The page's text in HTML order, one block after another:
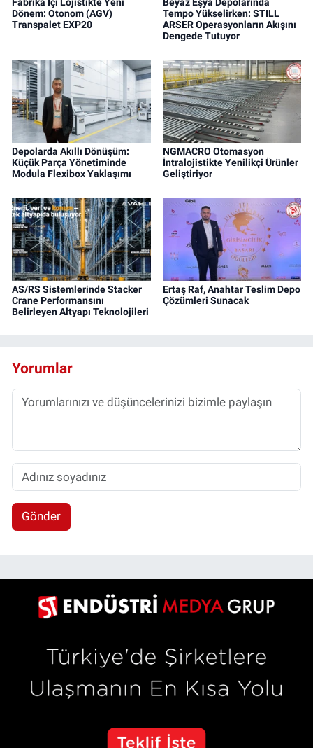
Fabrika İçi Lojistikte Yeni
Dönem: Otonom (AGV)
Transpalet EXP20
Beyaz Eşya Depolarında
Tempo Yükselirken: STILL
ARSER Operasyonların Akışını
Dengede Tutuyor
Depolarda Akıllı Dönüşüm:
Küçük Parça Yönetiminde
Modula Flexibox Yaklaşımı
NGMACRO Otomasyon
İntralojistikte Yenilikçi Ürünler
Geliştiriyor
AS/RS Sistemlerinde Stacker
Crane Performansını
Belirleyen Altyapı Teknolojileri
Ertaş Raf, Anahtar Teslim Depo
Çözümleri Sunacak
Yorumlar
Gönder